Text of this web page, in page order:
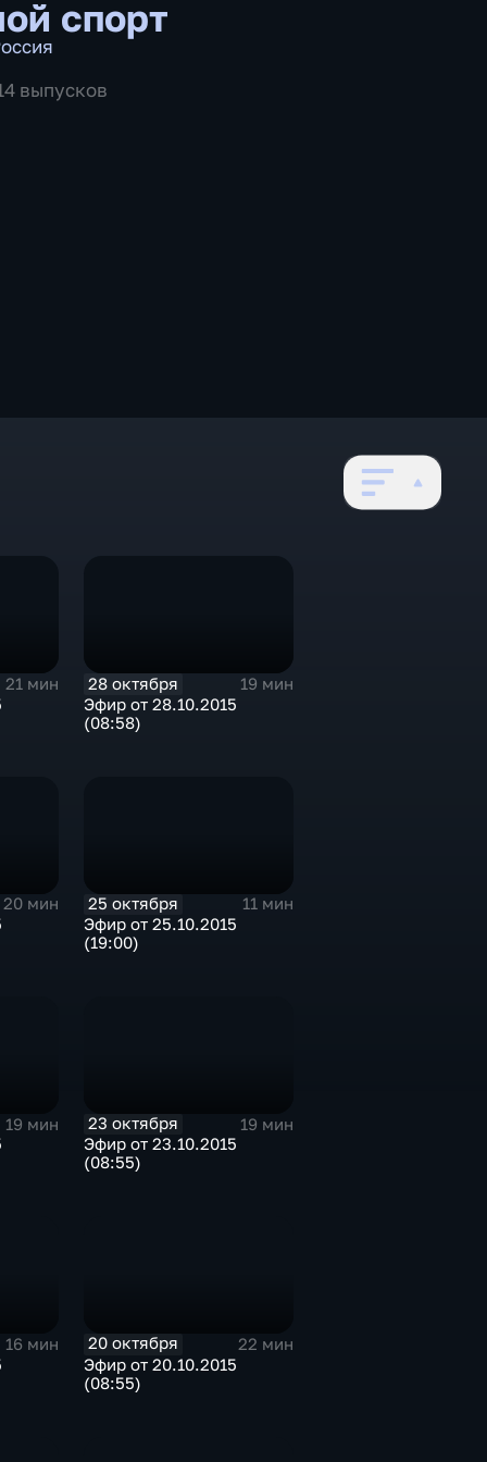
спорт
выпусков
21 мин
28 октября
19 мин
Эфир от 28.10.2015
(08:58)
20 мин
25 октября
11 мин
Эфир от 25.10.2015
(19:00)
19 мин
23 октября
19 мин
Эфир от 23.10.2015
(08:55)
16 мин
20 октября
22 мин
Эфир от 20.10.2015
(08:55)